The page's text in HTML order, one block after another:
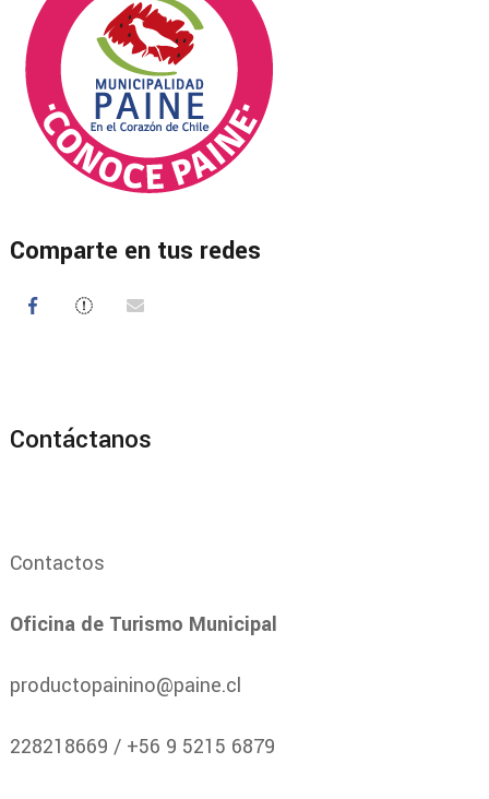
Comparte en tus redes
Contáctanos
Contactos
Oficina de Turismo Municipal
productopainino@paine.cl
228218669 / +56 9 5215 6879